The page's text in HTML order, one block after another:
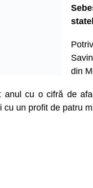
din
anul cu o cifră de
cu un profit de patru